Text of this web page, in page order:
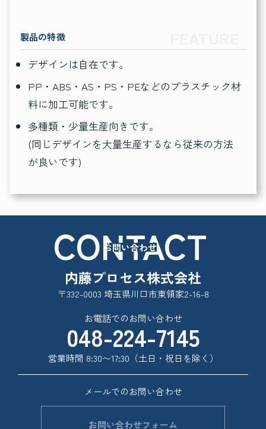
製品の特徴
デザインは自在です。
PP・ABS・AS・PS・PEなどのプラスチック材
料に加工可能です。
多種類・少量生産向きです。
(同じデザインを大量生産するなら従来の方法
が良いです)
CONTACT
お問い合わせ
内藤プロセス株式会社
〒332-0003 埼玉県川口市東領家2-16-8
お電話でのお問い合わせ
048-224-7145
営業時間 8:30〜17:30（土日・祝日を除く）
メールでのお問い合わせ
お問い合わせフォーム